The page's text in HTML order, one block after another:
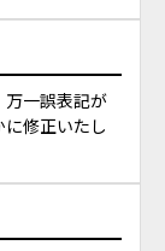
一誤表記が
修正いたし